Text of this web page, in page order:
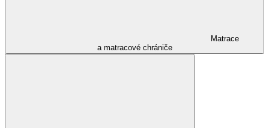
Matrace
a matracové chrániče